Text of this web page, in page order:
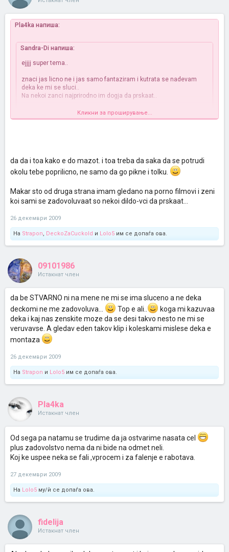
Pla4ka напиша:
Sandra-Di напиша:
ejjjj super tema..
znaci jas licno ne i jas samo fantaziram i kutrata se nadevam
deka ke mi se sluci..
Na nekoi zanci najprirodno im dogja da prskaat..
e sea na povekjeto ne ni dogja prirodno, ali vo pravo si, moze
skoro sekoja so pravilno tretiranje na g-tocka i ne samo na g-
Da ja vidite zenava, se izbezumuva prvo celata, prska, pa pak
posle i pak...
da go gledaat izgleda i da ucat ,neznam nikade nevidov sama
devojka sakam da recem bez maska pomos da prska .
Кликни за проширување...
da da i toa kako e do mazot. i toa treba da saka da se potrudi
okolu tebe poprilicno, ne samo da go pikne i tolku.
Makar sto od druga strana imam gledano na porno filmovi i zeni
koi sami se zadovoluvaat so nekoi dildo-vci da prskaat...
26 декември 2009
На Strapon, DeckoZaCuckold и Lolo5 им се допаѓа ова.
09101986
Истакнат член
da be STVARNO ni na mene ne mi se ima sluceno a ne deka
deckomi ne me zadovoluva...
Top e ali..
koga mi kazuvaa
deka i kaj nas zenskite moze da se desi takvo nesto ne mi se
veruvavse. A gledav eden takov klip i koleskami mislese deka e
montaza
26 декември 2009
На Strapon и Lolo5 им се допаѓа ова.
Pla4ka
Истакнат член
Od sega pa natamu se trudime da ja ostvarime nasata cel
plus zadovolstvo nema da ni bide na odmet neli.
Koj ke uspee neka se fali ,vprocem i za falenje e rabotava.
27 декември 2009
На Lolo5 му/ѝ се допаѓа ова.
fidelija
Истакнат член